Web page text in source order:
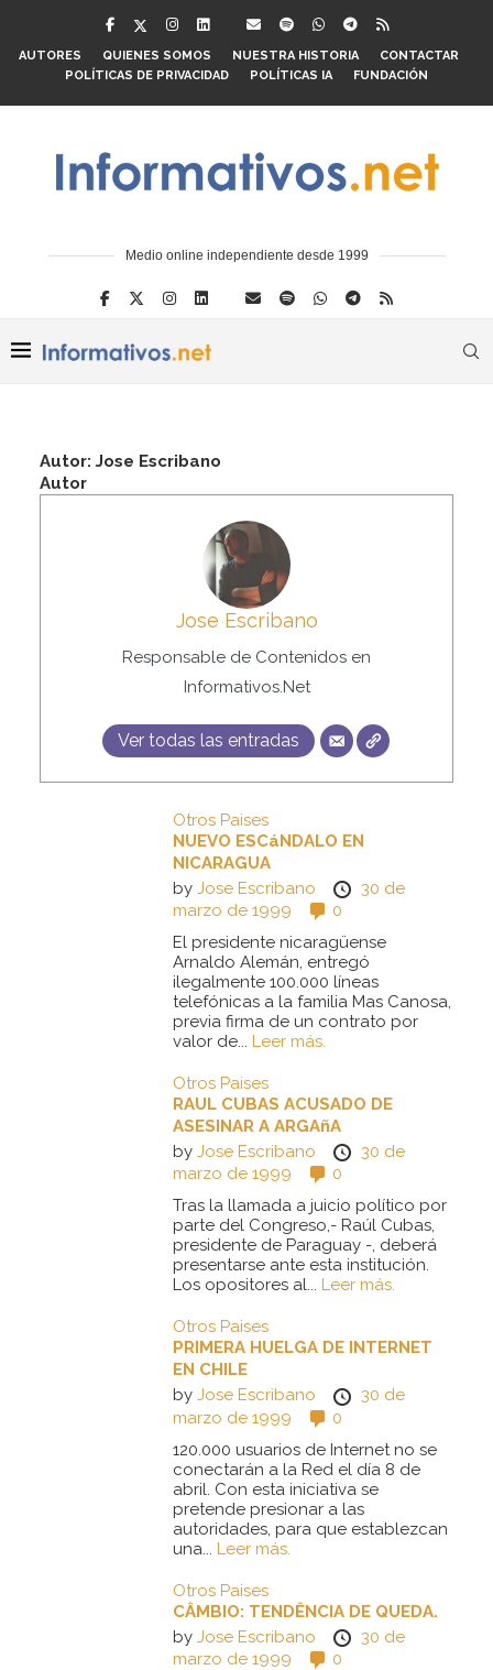
AUTORES QUIENES SOMOS NUESTRA HISTORIA
CONTACTAR
POLÍTICAS DE PRIVACIDAD
POLÍTICAS IA FUNDACIÓN
Medio online independiente desde 1999
Autor: Jose Escribano
Autor
Jose Escribano
Responsable de Contenidos en
Informativos.Net
Ver todas las entradas
Otros Paises
NUEVO ESCáNDALO EN
NICARAGUA
byJose Escribano
30 de
marzo de 1999
0
El presidente nicaragüense
Arnaldo Alemán, entregó
ilegalmente 100.000 líneas
telefónicas a la familia Mas Canosa,
previa firma de un contrato por
valor de... Leer más.
Otros Paises
RAUL CUBAS ACUSADO DE
ASESINAR A ARGAñA
byJose Escribano
30 de
marzo de 1999
0
Tras la llamada a juicio político por
parte del Congreso,- Raúl Cubas,
presidente de Paraguay -, deberá
presentarse ante esta institución.
Los opositores al... Leer más.
Otros Paises
PRIMERA HUELGA DE INTERNET
EN CHILE
byJose Escribano
30 de
marzo de 1999
0
120.000 usuarios de Internet no se
conectarán a la Red el día 8 de
abril. Con esta iniciativa se
pretende presionar a las
autoridades, para que establezcan
una... Leer más.
Otros Paises
CÂMBIO: TENDÊNCIA DE QUEDA.
byJose Escribano
30 de
marzo de 1999
0